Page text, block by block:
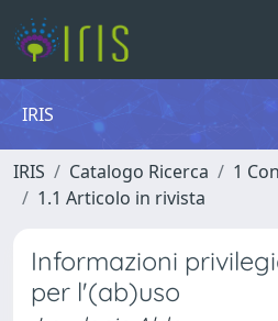
IRIS
IRIS Catalogo Ricerca
1
1.1 Articolo in rivista
Informazioni
per l'(ab)uso